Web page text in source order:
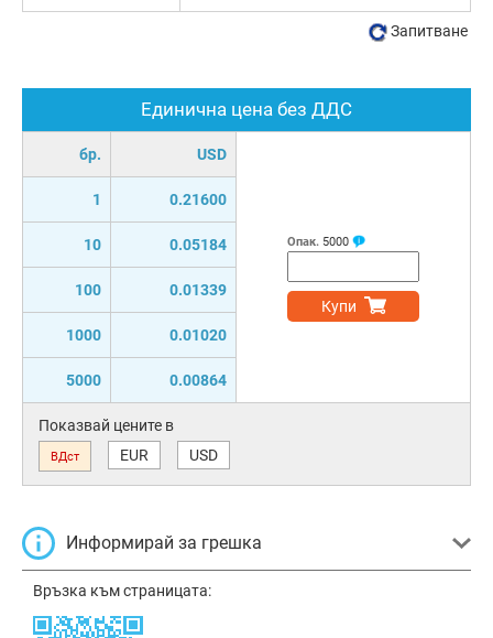
Единична цена без ДДС
бр. USD
1 0.21600
10 0.05184
100 0.01339
1000 0.01020
5000 0.00864
Опак. 5000
Купи
Показвай цените в
ВДст EUR USD
Информирай за грешка
Връзка към страницата:
Запитване